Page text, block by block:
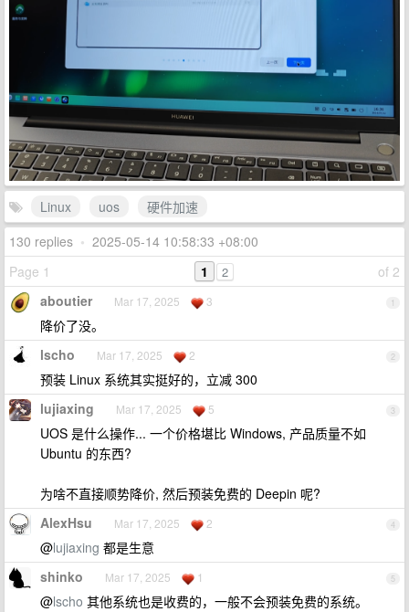
Linux uos
硬件加速
130 replies • 2025-05-14 10:58:33 +08:00
Page 1
of 2
1 2
1
aboutier Mar 17, 2025 3
降价了没。
2
lscho Mar 17, 2025 2
预装 Linux 系统其实挺好的，立减 300
3
lujiaxing Mar 17, 2025 5
UOS 是什么操作... 一个价格堪比 Windows, 产品质量不如
Ubuntu 的东西?
为啥不直接顺势降价, 然后预装免费的 Deepin 呢?
4
AlexHsu Mar 17, 2025 2
@lujiaxing 都是生意
5
shinko Mar 17, 2025 1
@lscho 其他系统也是收费的，一般不会预装免费的系统。